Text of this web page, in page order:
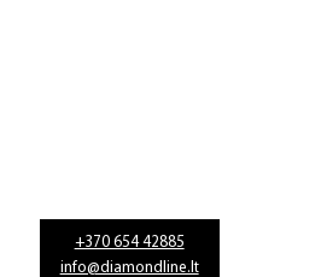
+370 654 42885
info@diamondline.lt